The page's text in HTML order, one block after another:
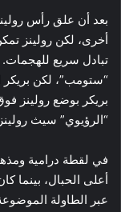
بعد أن علق رأس
أخرى، لكن رولينز
تبادل سريع للهجمات.
“ستومب”، لكن بريكر
بريكر بوضع رولينز
“الرؤيوي” سيث
في لقطة درامية
أعلى الحبال، بينما
عبر الطاولة